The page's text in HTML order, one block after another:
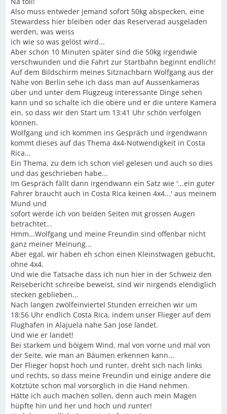
Also muss entweder jemand sofort 50kg abspecken, eine
Stewardess hier bleiben oder das Reserverad ausgeladen
werden, was weiss
ich wie so was gelöst wird...
Aber schon 10 Minuten später sind die 50kg irgendwie
verschwunden und die Fahrt zur Startbahn beginnt endlich!
Auf dem Bildschirm meines Sitznachbarn Wolfgang aus der
Nähe von Berlin sehe ich dass man auf Aussenkameras
über und unter dem Flugzeug interessante Dinge sehen
kann und so schalte ich die obere und er die untere Kamera
ein, so dass wir den Start um 13:41 Uhr schön verfolgen
können.
Wolfgang und ich kommen ins Gespräch und irgendwann
kommt dieses auf das Thema 4x4-Notwendigkeit in Costa
Rica...
Ein Thema, zu dem ich schon viel gelesen und auch so dies
und das geschrieben habe...
Im Gespräch fällt dann irgendwann ein Satz wie '...ein guter
Fahrer braucht auch in Costa Rica keinen 4x4...' aus meinem
Mund und
sofort werde ich von beiden Seiten mit grossen Augen
betrachtet...
Hmm...Wolfgang und meine Freundin sind offenbar nicht
ganz meiner Meinung...
Aber egal, wir haben eh schon einen Kleinstwagen gebucht,
ohne 4x4.
Und wie die Tatsache dass ich nun hier in der Schweiz den
Reisebericht schreibe beweist, sind wir nirgends elendiglich
stecken geblieben...
Nach langen zwölfeinviertel Stunden erreichen wir um
18:56 Uhr endlich Costa Rica, indem unser Flieger auf dem
Flughafen in Alajuela nahe San Jose landet.
Und wie er landet!
Bei starkem und böigem Wind, mal von vorne und mal von
der Seite, wie man an Bäumen erkennen kann...
Der Flieger hopst hoch und runter, dreht sich nach links
und rechts, so dass meine Freundin und einige andere die
Kotztüte schon mal vorsorglich in die Hand nehmen.
Hätte ich auch machen sollen, denn auch mein Magen
hüpfte hin und her und hoch und runter!